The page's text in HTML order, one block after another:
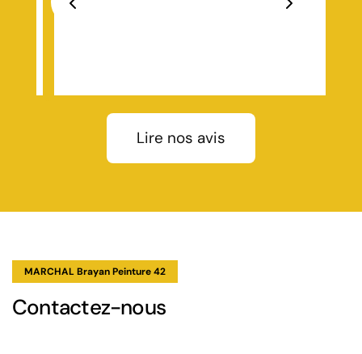
Lire nos avis
MARCHAL Brayan Peinture 42
Contactez-nous